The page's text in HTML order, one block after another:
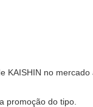
no
promoção do tipo.